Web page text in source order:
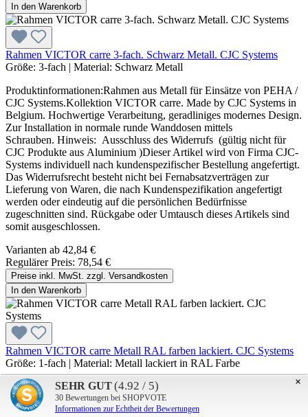
In den Warenkorb
Rahmen VICTOR carre 3-fach. Schwarz Metall. CJC Systems
Größe: 3-fach | Material: Schwarz Metall
Produktinformationen:Rahmen aus Metall für Einsätze von PEHA /
CJC Systems.Kollektion VICTOR carre. Made by CJC Systems in
Belgium. Hochwertige Verarbeitung, geradliniges modernes Design.
Zur Installation in normale runde Wanddosen mittels
Schrauben. Hinweis: Ausschluss des Widerrufs (gültig nicht für
CJC Produkte aus Aluminium )Dieser Artikel wird von Firma CJC-
Systems individuell nach kundenspezifischer Bestellung angefertigt.
Das Widerrufsrecht besteht nicht bei Fernabsatzverträgen zur
Lieferung von Waren, die nach Kundenspezifikation angefertigt
werden oder eindeutig auf die persönlichen Bedürfnisse
zugeschnitten sind. Rückgabe oder Umtausch dieses Artikels sind
somit ausgeschlossen.
Varianten ab 42,84 €
Regulärer Preis: 78,54 €
Preise inkl. MwSt. zzgl. Versandkosten
In den Warenkorb
Rahmen VICTOR carre Metall RAL farben lackiert. CJC Systems
Größe: 1-fach | Material: Metall lackiert in RAL Farbe
Produktinformationen:Rahmen aus Metall für Einsätze von PEHA /
CJC Systems.Kollektion VICTOR carre. Made by CJC Systems in
Belgium. Hochwertige Verarbeitung, geradliniges modernes Design.
×
SEHR GUT(4.92 / 5)
30 Bewertungen bei SHOPVOTE
Informationen zur Echtheit der Bewertungen